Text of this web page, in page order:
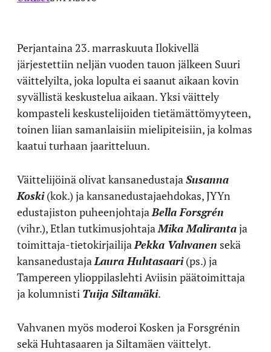
Perjantaina 23. marraskuuta Ilokivellä
järjestettiin neljän vuoden tauon jälkeen Suuri
väittelyilta, joka lopulta ei saanut aikaan kovin
syvällistä keskustelua aikaan. Yksi väittely
kompasteli keskustelijoiden tietämättömyyteen,
toinen liian samanlaisiin mielipiteisiin, ja kolmas
kaatui turhaan jaaritteluun.
Väittelijöinä olivat kansanedustajaSusanna
Koski (kok.) ja kansanedustajaehdokas, JYYn
edustajiston puheenjohtajaBella Forsgrén
(vihr.), Etlan tutkimusjohtajaMika Malirantaja
toimittaja-tietokirjailijaPekka Vahvanen sekä
kansanedustajaLaura Huhtasaari(ps.) ja
Tampereen ylioppilaslehti Aviisin päätoimittaja
ja kolumnisti Tuija Siltamäki.
Vahvanen myös moderoi Kosken ja Forsgrénin
sekä Huhtasaaren ja Siltamäen väittelyt.